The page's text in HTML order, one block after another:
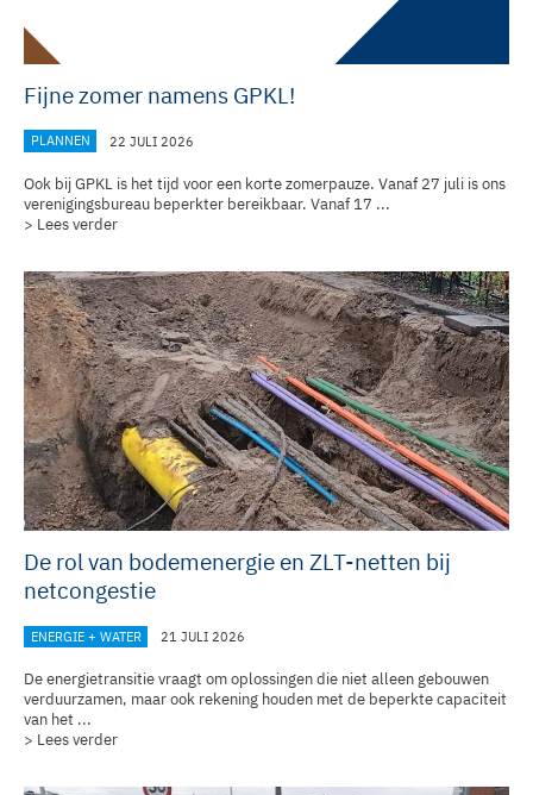
Fijne zomer namens GPKL!
PLANNEN 22 JULI 2026
Ook bij GPKL is het tijd voor een korte zomerpauze. Vanaf 27 juli is ons
verenigingsbureau beperkter bereikbaar. Vanaf 17 ...
> Lees verder
De rol van bodemenergie en ZLT-netten bij
netcongestie
ENERGIE + WATER 21 JULI 2026
De energietransitie vraagt om oplossingen die niet alleen gebouwen
verduurzamen, maar ook rekening houden met de beperkte capaciteit
van het ...
> Lees verder